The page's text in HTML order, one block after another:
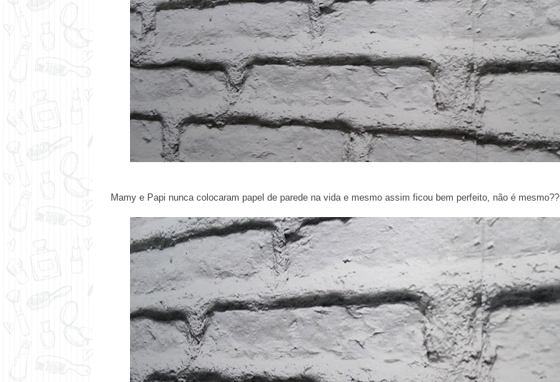
Mamy e Papi nunca colocaram papel de parede na vida e mesmo assim ficou bem perfeito, não é mesmo??